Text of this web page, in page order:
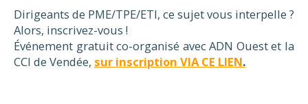
Dirigeants de PME/TPE/ETI, ce sujet vous interpelle ?
Alors, inscrivez-vous !
Événement gratuit co-organisé avec ADN Ouest et la
CCI de Vendée, sur inscription VIA CE LIEN.